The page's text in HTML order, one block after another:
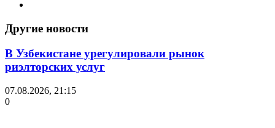
Другие новости
В Узбекистане урегулировали рынок
риэлторских услуг
07.08.2026, 21:15
0